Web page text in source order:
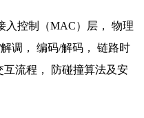
入控制（MAC）层， 物理
调， 编码/解码， 链路时
流程， 防碰撞算法及安